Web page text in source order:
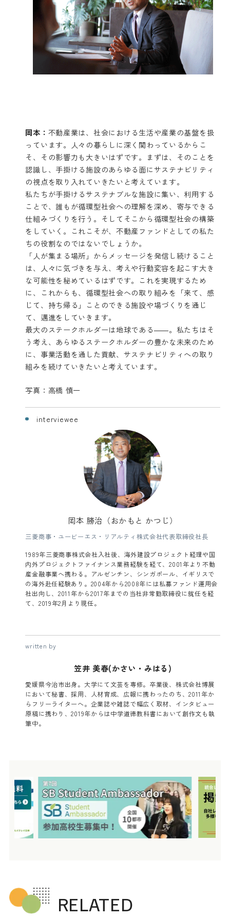
岡本： 不動産業は、社会における生活や産業の基盤を扱
っています。人々の暮らしに深く関わっているからこ
そ、その影響力も大きいはずです。まずは、そのことを
認識し、手掛ける施設のあらゆる面にサステナビリティ
の視点を取り入れていきたいと考えています。
私たちが手掛けるサステナブルな施設に集い、利用する
ことで、誰もが循環型社会への理解を深め、寄与できる
仕組みづくりを行う。そしてそこから循環型社会の構築
をしていく。これこそが、不動産ファンドとしての私た
ちの役割なのではないでしょうか。
「人が集まる場所」からメッセージを発信し続けること
は、人々に気づきを与え、考えや行動変容を起こす大き
な可能性を秘めているはずです。これを実現するため
に、これからも、循環型社会への取り組みを「来て、感
じて、持ち帰る」ことのできる施設や場づくりを通じ
て、邁進をしていきます。
最大のステークホルダーは地球である――。私たちはそ
う考え、あらゆるステークホルダーの豊かな未来のため
に、事業活動を通した貢献、サステナビリティへの取り
組みを続けていきたいと考えています。
写真：高橋 慎一
interviewee
岡本 勝治（おかもと かつじ）
三菱商事・ユービーエス・リアルティ株式会社代表取締役社長
1989年三菱商事株式会社入社後、海外建設プロジェクト経理や国
内外プロジェクトファイナンス業務経験を経て、2001年より不動
産金融事業へ携わる。アルゼンチン、シンガポール、イギリスで
の海外赴任経験あり。2004年から2008年には私募ファンド運用会
社出向し、2011年から2017年までの当社非常勤取締役に就任を経
て、2019年2月より現任。
written by
笠井 美春(かさい・みはる)
愛媛県今治市出身。大学にて文芸を専修。卒業後、株式会社博展
において秘書、採用、人材育成、広報に携わったのち、2011年か
らフリーライターへ。企業誌や雑誌で幅広く取材、インタビュー
原稿に携わり、2019年からは中学道徳教科書において創作文も執
筆中。
RELATED